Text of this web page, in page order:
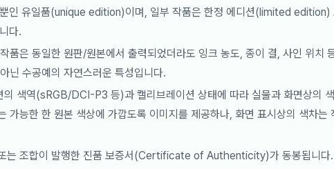
인 유일품(unique edition)이며, 일부 작품은 한정 에디션(limited
다.
품은 동일한 원판/원본에서 출력되었더라도 잉크 농도, 종이 결, 사인 위치
닌 수공예의 자연스러운 특성입니다.
의 색역(sRGB/DCI-P3 등)과 캘리브레이션 상태에 따라 실물과 화면상의
가능한 한 원본 색상에 가깝도록 이미지를 제공하나, 화면 표시상의 색차는
는 조합이 발행한 진품 보증서(Certificate of Authenticity)가 동봉됩니다.